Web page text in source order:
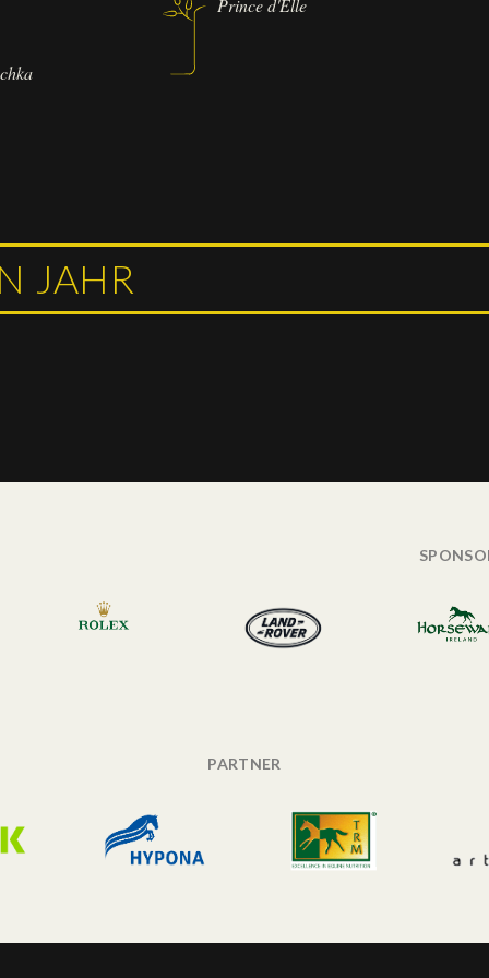
Prince d'Elle
JAHR
PARTNER